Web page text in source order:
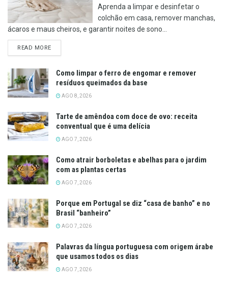
Aprenda a limpar e desinfetar o
colchão em casa, remover manchas,
ácaros e maus cheiros, e garantir noites de sono...
READ MOREDETAILS
Como limpar o ferro de engomar e remover
resíduos queimados da base
AGO 8, 2026
Tarte de amêndoa com doce de ovo: receita
conventual que é uma delícia
AGO 7, 2026
Como atrair borboletas e abelhas para o jardim
com as plantas certas
AGO 7, 2026
Porque em Portugal se diz “casa de banho” e no
Brasil “banheiro”
AGO 7, 2026
Palavras da língua portuguesa com origem árabe
que usamos todos os dias
AGO 7, 2026